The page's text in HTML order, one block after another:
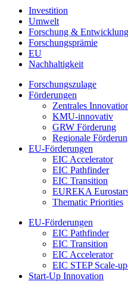
Investition
Umwelt
Forschung & Entwicklung
Forschungsprämie
EU
Nachhaltigkeit
Forschungszulage
Förderungen
Zentrales
KMU-innovativ
GRW Förderung
Regionale
EU-Förderungen
EIC Accelerator
EIC Pathfinder
EIC Transition
EUREKA
Thematic Priorities
EU-Förderungen
EIC Pathfinder
EIC Transition
EIC Accelerator
EIC STEP Scale-
Start-Up Innovation